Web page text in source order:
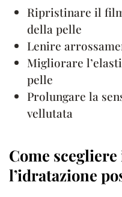
Ripristinare il
della pelle
Lenire
Migliorare
pelle
Prolungare la
vellutata
Come
l’idratazione